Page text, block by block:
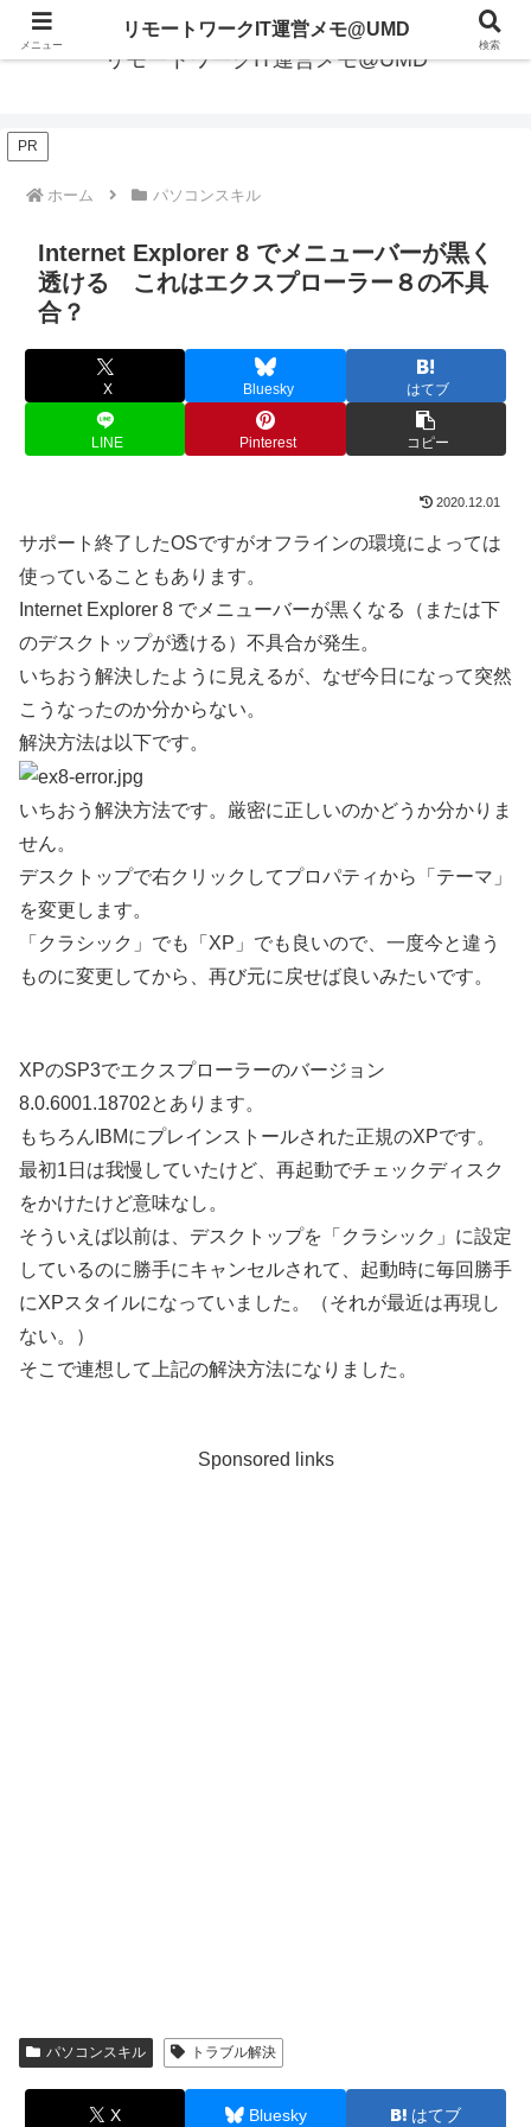
リモートワークIT運営メモ@UMD
PR
ホーム パソコンスキル
Internet Explorer 8 でメニューバーが黒く
透ける これはエクスプローラー８の不具
合？
X Bluesky はてブ
LINE Pinterest コピー
2020.12.01
サポート終了したOSですがオフラインの環境によっては
使っていることもあります。
Internet Explorer 8 でメニューバーが黒くなる（または下
のデスクトップが透ける）不具合が発生。
いちおう解決したように見えるが、なぜ今日になって突然
こうなったのか分からない。
解決方法は以下です。
いちおう解決方法です。厳密に正しいのかどうか分かりま
せん。
デスクトップで右クリックしてプロパティから「テーマ」
を変更します。
「クラシック」でも「XP」でも良いので、一度今と違う
ものに変更してから、再び元に戻せば良いみたいです。
XPのSP3でエクスプローラーのバージョン
8.0.6001.18702とあります。
もちろんIBMにプレインストールされた正規のXPです。
最初1日は我慢していたけど、再起動でチェックディスク
をかけたけど意味なし。
そういえば以前は、デスクトップを「クラシック」に設定
しているのに勝手にキャンセルされて、起動時に毎回勝手
にXPスタイルになっていました。（それが最近は再現し
ない。）
そこで連想して上記の解決方法になりました。
Sponsored links
パソコンスキル トラブル解決
X Bluesky はてブ
メニュー
リモートワークIT運営メモ@UMD
検索